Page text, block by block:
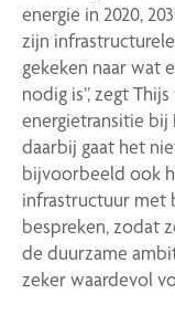
energie in 2020,
zijn
gekeken naar wat
nodig is”, zegt
energietransitie bij
daarbij gaat het
bijvoorbeeld ook
infrastructuur met
bespreken, zodat
de duurzame
zeker waardevol